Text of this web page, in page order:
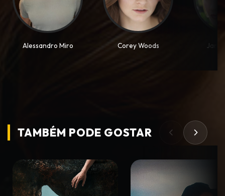
Alessandro Miro Corey Woods Jane
TAMBÉM PODE GOSTAR